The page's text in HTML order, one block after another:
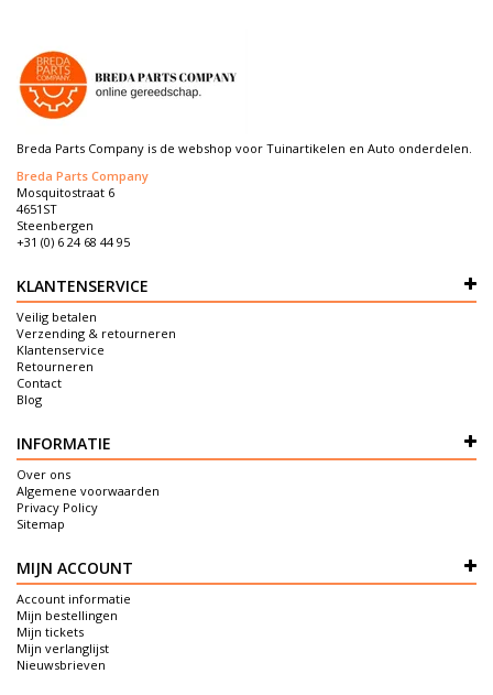
Breda Parts Company is de webshop voor Tuinartikelen en Auto onderdelen.
Breda Parts Company
Mosquitostraat 6
4651ST
Steenbergen
+31 (0) 6 24 68 44 95
KLANTENSERVICE
Veilig betalen
Verzending & retourneren
Klantenservice
Retourneren
Contact
Blog
INFORMATIE
Over ons
Algemene voorwaarden
Privacy Policy
Sitemap
MIJN ACCOUNT
Account informatie
Mijn bestellingen
Mijn tickets
Mijn verlanglijst
Nieuwsbrieven